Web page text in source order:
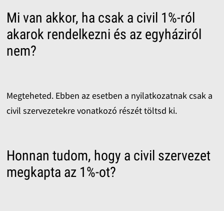
Mi van akkor, ha csak a civil 1%-ról
akarok rendelkezni és az egyháziról
nem?
Megteheted. Ebben az esetben a nyilatkozatnak csak a
civil szervezetekre vonatkozó részét töltsd ki.
Honnan tudom, hogy a civil szervezet
megkapta az 1%-ot?